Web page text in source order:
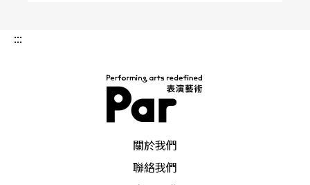
若多媒體電玩音樂劇場藝術的沉浸與互動性要求身
觀者的虛擬身體如何參與於虛擬世界之中。《柯基
托斯》將觀眾分為四組競賽，邀請觀者透過手機互
動，參與特定場景中的互動。然而，若我們回到
「電玩」這一個重要的形式：電玩遊戲互動性的目
:::
關於我們
聯絡我們